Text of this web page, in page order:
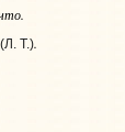
.
(Л. Т.).